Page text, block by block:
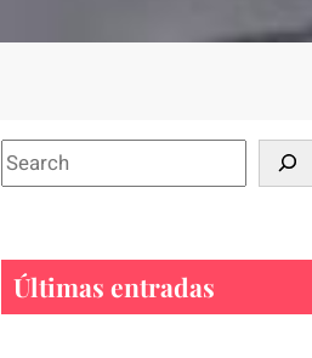
S
e
h
Últimas entradas